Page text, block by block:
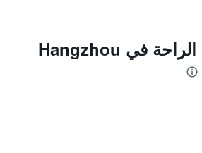
المزايا ووسائل الراحة في Hangzhou